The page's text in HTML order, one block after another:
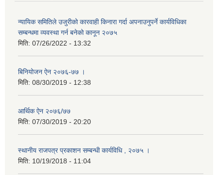
न्यायिक समितिले उजुरीको कारवाही किनारा गर्दा अपनाउनुपर्ने कार्यविधिका
सम्बन्धमा व्यवस्था गर्न बनेको कानून २०७५
मिति: 07/26/2022 - 13:32
बिनियोजन ऐन २०७६-७७ ।
मिति: 08/30/2019 - 12:38
आर्थिक ऐन २०७६/७७
मिति: 07/30/2019 - 20:20
स्थानीय राजपत्र प्रकाशन सम्बन्धी कार्यविधि , २०७५ ।
मिति: 10/19/2018 - 11:04